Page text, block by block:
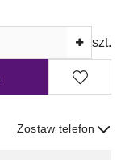
szt.
Zostaw telefon